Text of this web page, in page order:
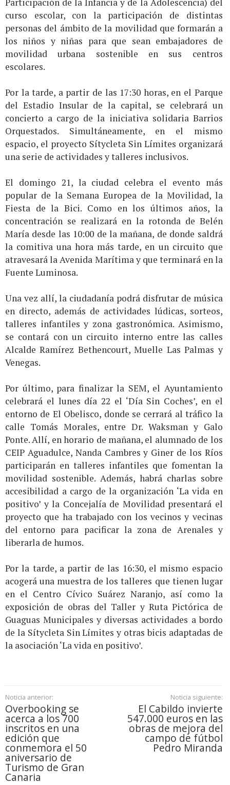
Participación de la Infancia y de la Adolescencia) del
curso escolar, con la participación de distintas
personas del ámbito de la movilidad que formarán a
los niños y niñas para que sean embajadores de
movilidad urbana sostenible en sus centros
escolares.
Por la tarde, a partir de las 17:30 horas, en el Parque
del Estadio Insular de la capital, se celebrará un
concierto a cargo de la iniciativa solidaria Barrios
Orquestados. Simultáneamente, en el mismo
espacio, el proyecto Sítycleta Sin Límites organizará
una serie de actividades y talleres inclusivos.
El domingo 21, la ciudad celebra el evento más
popular de la Semana Europea de la Movilidad, la
Fiesta de la Bici. Como en los últimos años, la
concentración se realizará en la rotonda de Belén
María desde las 10:00 de la mañana, de donde saldrá
la comitiva una hora más tarde, en un circuito que
atravesará la Avenida Marítima y que terminará en la
Fuente Luminosa.
Una vez allí, la ciudadanía podrá disfrutar de música
en directo, además de actividades lúdicas, sorteos,
talleres infantiles y zona gastronómica. Asimismo,
se contará con un circuito interno entre las calles
Alcalde Ramírez Bethencourt, Muelle Las Palmas y
Venegas.
Por último, para finalizar la SEM, el Ayuntamiento
celebrará el lunes día 22 el ‘Día Sin Coches’, en el
entorno de El Obelisco, donde se cerrará al tráfico la
calle Tomás Morales, entre Dr. Waksman y Galo
Ponte. Allí, en horario de mañana, el alumnado de los
CEIP Aguadulce, Nanda Cambres y Giner de los Ríos
participarán en talleres infantiles que fomentan la
movilidad sostenible. Además, habrá charlas sobre
accesibilidad a cargo de la organización ‘La vida en
positivo’ y la Concejalía de Movilidad presentará el
proyecto que ha trabajado con los vecinos y vecinas
del entorno para pacificar la zona de Arenales y
liberarla de humos.
Por la tarde, a partir de las 16:30, el mismo espacio
acogerá una muestra de los talleres que tienen lugar
en el Centro Cívico Suárez Naranjo, así como la
exposición de obras del Taller y Ruta Pictórica de
Guaguas Municipales y diversas actividades a bordo
de la Sítycleta Sin Límites y otras bicis adaptadas de
la asociación ‘La vida en positivo’.
Noticia anterior:
Overbooking se
acerca a los 700
inscritos en una
edición que
conmemora el 50
aniversario de
Turismo de Gran
Canaria
Noticia siguiente:
El Cabildo invierte
547.000 euros en las
obras de mejora del
campo de fútbol
Pedro Miranda